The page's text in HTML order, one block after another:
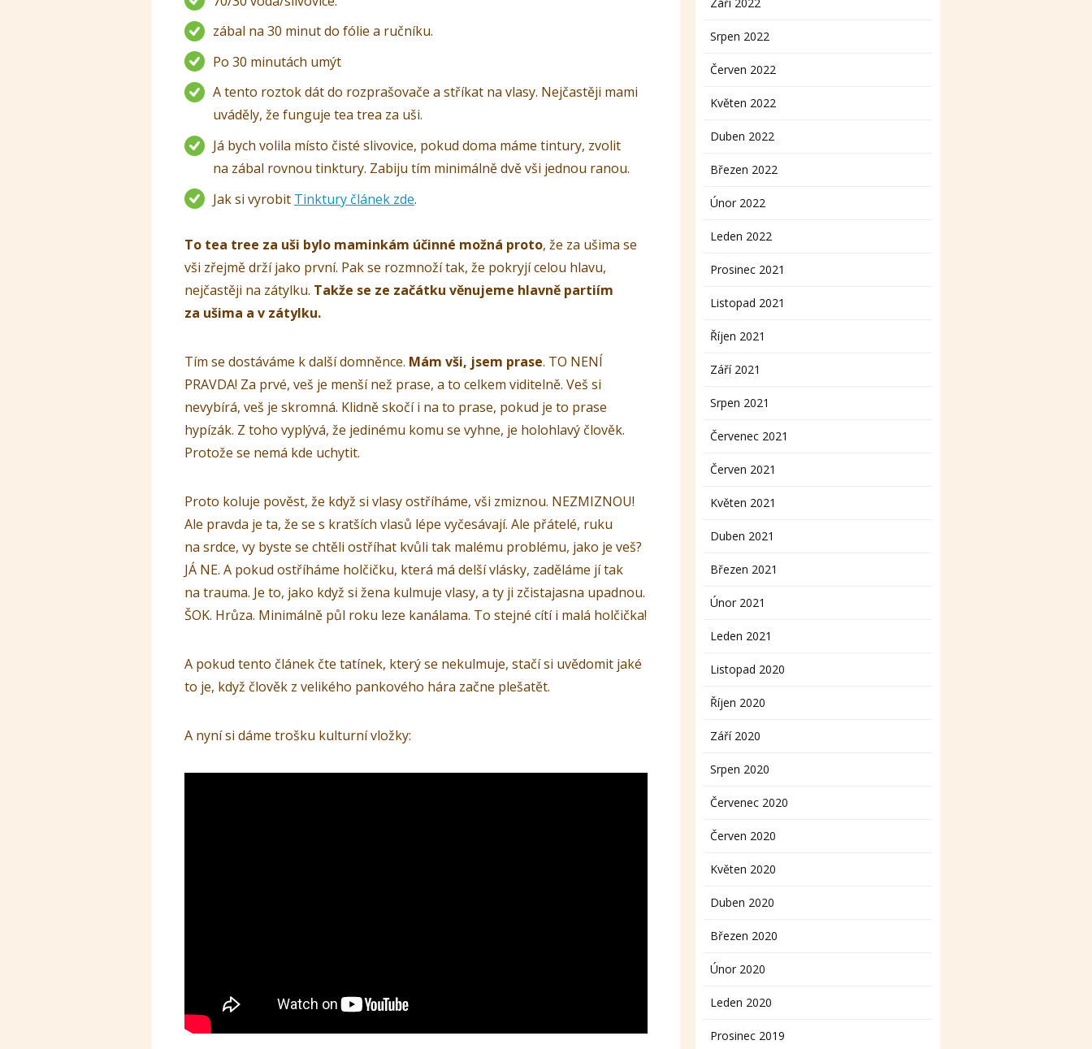
zábal na 30 minut do fólie a ručníku.
Po 30 minutách umýt
A tento roztok dát do rozprašovače a stříkat na vlasy. Nejčastěji mami
uváděly, že funguje tea trea za uši.
Já bych volila místo čisté slivovice, pokud doma máme tintury, zvolit
na zábal rovnou tinktury. Zabiju tím minimálně dvě vši jednou ranou.
Jak si vyrobit Tinktury článek zde.
To tea tree za uši bylo maminkám účinné možná proto, že za ušima se
vši zřejmě drží jako první. Pak se rozmnoží tak, že pokryjí celou hlavu,
nejčastěji na zátylku. Takže se ze začátku věnujeme hlavně partiím
za ušima a v zátylku.
Tím se dostáváme k další domněnce. Mám vši, jsem prase. TO NENÍ
PRAVDA! Za prvé, veš je menší než prase, a to celkem viditelně. Veš si
nevybírá, veš je skromná. Klidně skočí i na to prase, pokud je to prase
hypízák. Z toho vyplývá, že jedinému komu se vyhne, je holohlavý člověk.
Protože se nemá kde uchytit.
Proto koluje pověst, že když si vlasy ostříháme, vši zmiznou. NEZMIZNOU!
Ale pravda je ta, že se s kratších vlasů lépe vyčesávají. Ale přátelé, ruku
na srdce, vy byste se chtěli ostříhat kvůli tak malému problému, jako je veš?
JÁ NE. A pokud ostříháme holčičku, která má delší vlásky, zaděláme jí tak
na trauma. Je to, jako když si žena kulmuje vlasy, a ty ji zčistajasna upadnou.
ŠOK. Hrůza. Minimálně půl roku leze kanálama. To stejné cítí i malá holčička!
A pokud tento článek čte tatínek, který se nekulmuje, stačí si uvědomit jaké
to je, když člověk z velikého pankového hára začne plešatět.
A nyní si dáme trošku kulturní vložky:
Srpen 2022
Červen 2022
Květen 2022
Duben 2022
Březen 2022
Únor 2022
Leden 2022
Prosinec 2021
Listopad 2021
Říjen 2021
Září 2021
Srpen 2021
Červenec 2021
Červen 2021
Květen 2021
Duben 2021
Březen 2021
Únor 2021
Leden 2021
Listopad 2020
Říjen 2020
Září 2020
Srpen 2020
Červenec 2020
Červen 2020
Květen 2020
Duben 2020
Březen 2020
Únor 2020
Leden 2020
Prosinec 2019